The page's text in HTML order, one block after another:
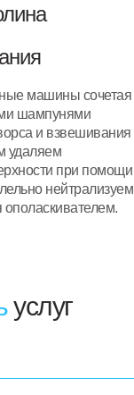
машины сочетая
шампунями
и взвешивания
удаляем
при помощи
нейтрализуем
услуг